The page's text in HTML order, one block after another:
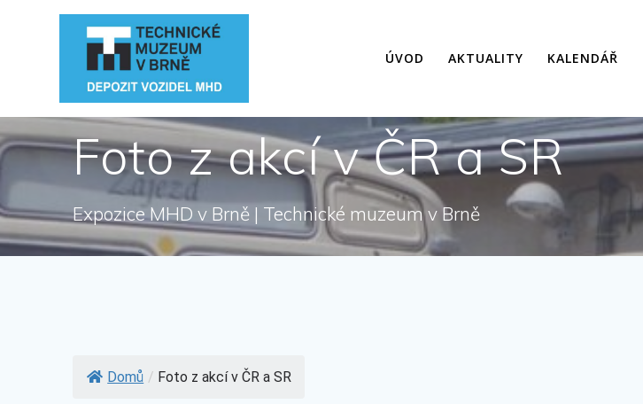
Přeskočit
ÚVOD AKTUALITY KALENDÁŘ
Foto z akcí v ČR a SR
Expozice MHD v Brně | Technické muzeum v Brně
Domů / Foto z akcí v ČR a SR